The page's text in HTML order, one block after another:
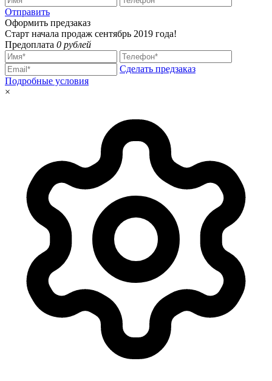
Отправить
Оформить предзаказ
Старт начала продаж сентябрь 2019 года!
Предоплата 0 рублей
Сделать предзаказ
Подробные условия
×